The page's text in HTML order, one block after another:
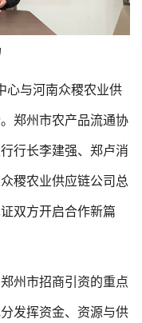
与河南众稷农业供
郑州市农产品流通协
行长李建强、郑卢消
稷农业供应链公司总
双方开启合作新篇
州市招商引资的重点
发挥资金、资源与供